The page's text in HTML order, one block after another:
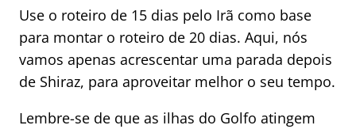
Use o roteiro de 15 dias pelo Irã como base
para montar o roteiro de 20 dias. Aqui, nós
vamos apenas acrescentar uma parada depois
de Shiraz, para aproveitar melhor o seu tempo.
Lembre-se de que as ilhas do Golfo atingem